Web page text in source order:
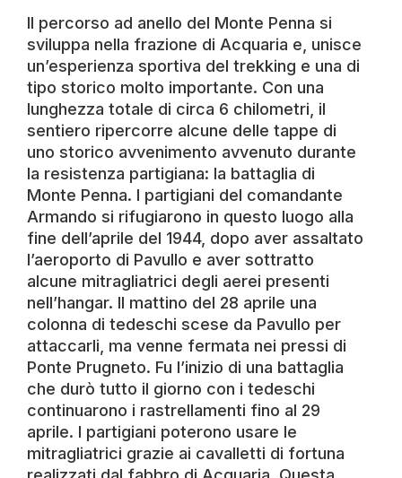
Il percorso ad anello del Monte Penna si
sviluppa nella frazione di Acquaria e, unisce
un’esperienza sportiva del trekking e una di
tipo storico molto importante. Con una
lunghezza totale di circa 6 chilometri, il
sentiero ripercorre alcune delle tappe di
uno storico avvenimento avvenuto durante
la resistenza partigiana: la battaglia di
Monte Penna. I partigiani del comandante
Armando si rifugiarono in questo luogo alla
fine dell’aprile del 1944, dopo aver assaltato
l’aeroporto di Pavullo e aver sottratto
alcune mitragliatrici degli aerei presenti
nell’hangar. Il mattino del 28 aprile una
colonna di tedeschi scese da Pavullo per
attaccarli, ma venne fermata nei pressi di
Ponte Prugneto. Fu l’inizio di una battaglia
che durò tutto il giorno con i tedeschi
continuarono i rastrellamenti fino al 29
aprile. I partigiani poterono usare le
mitragliatrici grazie ai cavalletti di fortuna